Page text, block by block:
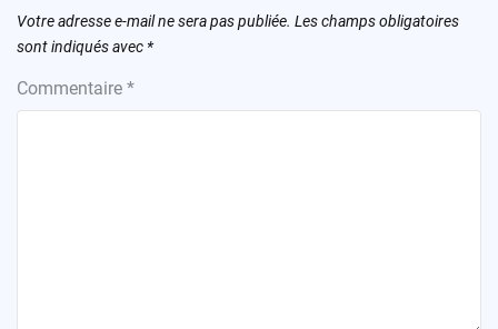
Votre adresse e-mail ne sera pas publiée. Les champs obligatoires
sont indiqués avec *
Commentaire *